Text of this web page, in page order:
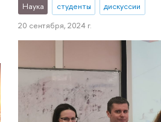
Наука студенты
дискуссии
20 сентября, 2024 г.